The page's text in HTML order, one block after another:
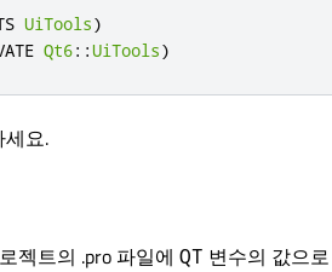
UiTools)
Qt6::UiTools)
요.
젝트의 .pro 파일에 QT 변수의 값으